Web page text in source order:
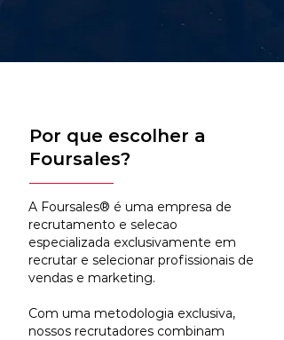
Por que escolher a
Foursales?
A Foursales® é uma empresa de
recrutamento e selecao
especializada exclusivamente em
recrutar e selecionar profissionais de
vendas e marketing.
Com uma metodologia exclusiva,
nossos recrutadores combinam